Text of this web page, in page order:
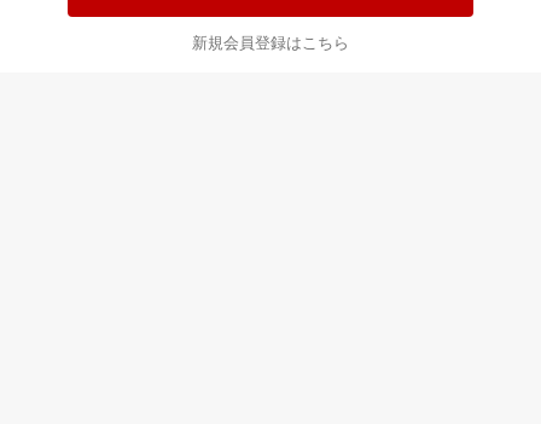
新規会員登録はこちら
楽天ショッピングサービスご利用規約